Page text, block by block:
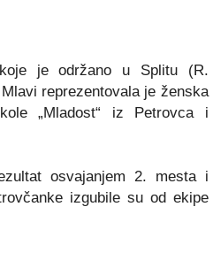
je održano u Splitu (R.
reprezentovala je ženska
„Mladost“ iz Petrovca i
osvajanjem 2. mesta i
izgubile su od ekipe